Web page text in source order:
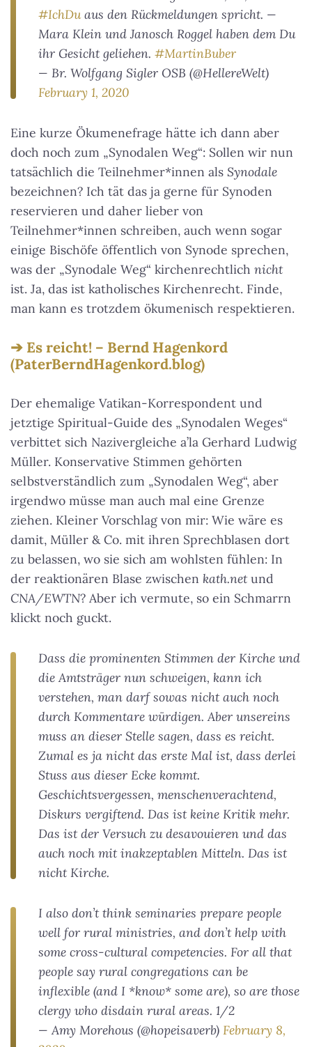
#IchDu aus den Rückmeldungen spricht. —
Mara Klein und Janosch Roggel haben dem Du
ihr Gesicht geliehen. #MartinBuber
— Br. Wolfgang Sigler OSB (@HellereWelt)
February 1, 2020
Eine kurze Ökumenefrage hätte ich dann aber
doch noch zum „Synodalen Weg“: Sollen wir nun
tatsächlich die Teilnehmer*innen als Synodale
bezeichnen? Ich tät das ja gerne für Synoden
reservieren und daher lieber von
Teilnehmer*innen schreiben, auch wenn sogar
einige Bischöfe öffentlich von Synode sprechen,
was der „Synodale Weg“ kirchenrechtlich nicht
ist. Ja, das ist katholisches Kirchenrecht. Finde,
man kann es trotzdem ökumenisch respektieren.
Es reicht! – Bernd Hagenkord
(PaterBerndHagenkord.blog)
Der ehemalige Vatikan-Korrespondent und
jetztige Spiritual-Guide des „Synodalen Weges“
verbittet sich Nazivergleiche a’la Gerhard Ludwig
Müller. Konservative Stimmen gehörten
selbstverständlich zum „Synodalen Weg“, aber
irgendwo müsse man auch mal eine Grenze
ziehen. Kleiner Vorschlag von mir: Wie wäre es
damit, Müller & Co. mit ihren Sprechblasen dort
zu belassen, wo sie sich am wohlsten fühlen: In
der reaktionären Blase zwischen kath.netund
CNA/EWTN? Aber ich vermute, so ein Schmarrn
klickt noch guckt.
Dass die prominenten Stimmen der Kirche und
die Amtsträger nun schweigen, kann ich
verstehen, man darf sowas nicht auch noch
durch Kommentare würdigen. Aber unsereins
muss an dieser Stelle sagen, dass es reicht.
Zumal es ja nicht das erste Mal ist, dass derlei
Stuss aus dieser Ecke kommt.
Geschichtsvergessen, menschenverachtend,
Diskurs vergiftend. Das ist keine Kritik mehr.
Das ist der Versuch zu desavouieren und das
auch noch mit inakzeptablen Mitteln. Das ist
nicht Kirche.
I also don’t think seminaries prepare people
well for rural ministries, and don’t help with
some cross-cultural competencies. For all that
people say rural congregations can be
inflexible (and I *know* some are), so are those
clergy who disdain rural areas. 1/2
— Amy Morehous (@hopeisaverb) February 8,